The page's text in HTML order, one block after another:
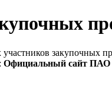
закупочных
Официальный сайт